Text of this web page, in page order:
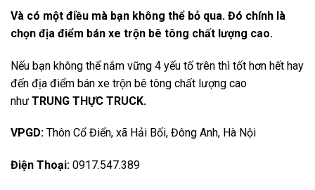
Và có một điều mà bạn không thể bỏ qua. Đó chính là
chọn địa điểm bán xe trộn bê tông chất lượng cao.
Nếu bạn không thể nắm vững 4 yếu tố trên thì tốt hơn hết hay
đến địa điểm bán xe trộn bê tông chất lượng cao
như TRUNG THỰC TRUCK.
VPGD: Thôn Cổ Điển, xã Hải Bối, Đông Anh, Hà Nội
Điện Thoại: 0917.547.389